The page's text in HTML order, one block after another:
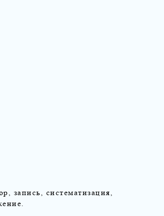
запись, систематизация,